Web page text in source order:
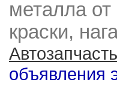
металла
краски,
Автозапчасть
объявления